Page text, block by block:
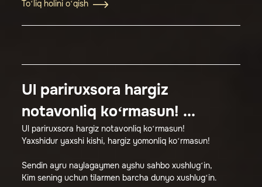
To‘liq holini o‘qish
Ul pariruxsora hargiz
notavonliq ko‘rmasun! ...
Ul pariruxsora hargiz notavonliq ko‘rmasun!
Yaxshidur yaxshi kishi, hargiz yomonliq ko‘rmasun!
Sendin ayru naylagaymen ayshu sahbo xushlug‘in,
Kim sening uchun tilarmen barcha dunyo xushlug‘in.